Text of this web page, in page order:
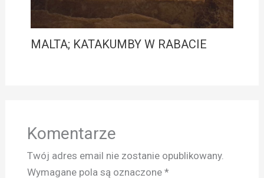
MALTA; KATAKUMBY W RABACIE
Komentarze
Twój adres email nie zostanie opublikowany.
Wymagane pola są oznaczone *